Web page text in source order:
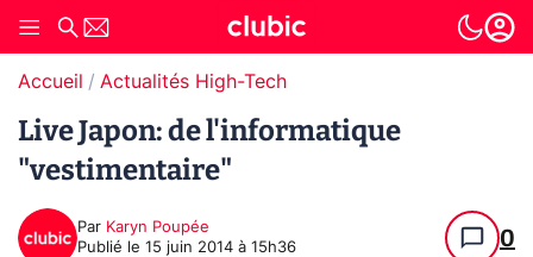
Accueil Actualités High-Tech
Live Japon: de l'informatique
"vestimentaire"
Par Karyn Poupée
Publié le 15 juin 2014 à 15h36 0